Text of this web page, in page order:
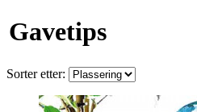
Gavetips
Sorter etter: